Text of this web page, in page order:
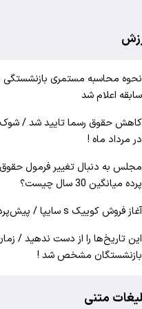
سابقه اعلام شد
کاهش حقوق رسما تایید شد / شوک
در مرداد ماه !
مجلس به دنبال تغییر فرمول
پرده میانگین 30 سال چیست؟
آغاز فروش کوییک s سایپا / پیش‌پرداخت چقدر است؟
این تاریخ‌ها را از دست ندهید /
بازنشستگان مشخص شد !
متنی